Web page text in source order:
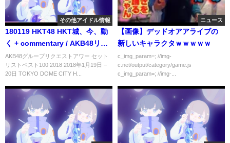
その他アイドル情報
180119 HKT48 HKT城、今、動
く + commentary / AKB48リク
エストアワー2018 プラチナガー
ルズ 村川緋杏
AKB48グループリクエストアワー セット
リストベスト100 2018 2018年1月19日 –
20日 TOKYO DOME CITY H...
ニュース
【画像】デッドオアアライブの
新しいキャラクタｗｗｗｗｗ
c_img_param=; //img-
c.net/output/category/game.js
c_img_param=; //img-...